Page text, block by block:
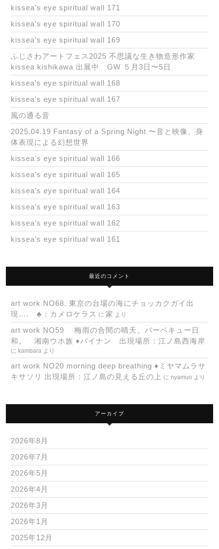
kissea’s eye spiritual wall 171
kissea’s eye spiritual wall 170
kissea’s eye spiritual wall 169
ふじさわアートフェス2025 不思議な生き物造形作家
kissea kishikawa 出展中 GW ５月3日〜5日
kissea’s eye spiritual wall 168
kissea’s eye spiritual wall 167
風の通る音
2025.04.19 Fantasy of a Spring Night 〜音と映像、身
体表現による幻想世界
kissea’s eye spiritual wall 166
kissea’s eye spiritual wall 165
kissea’s eye spiritual wall 164
kissea’s eye spiritual wall 163
kissea’s eye spiritual wall 162
kissea’s eye spiritual wall 161
最近のコメント
art work NO68. 東京の台場の海にチョッカクガイ出
現…. ♣：カメロケラス に 家 より
art work NO59 梅雨の合間の晴天、バーベキュー日
和。 湘南ウホ族 ♦パイナン 出現場所：江ノ島西海岸
に kambara より
art work NO20 morning deep breathing ♦ミヤマムラサ
キサソリ 出現場所：江ノ島の見える丘の上 に nyamuo より
アーカイブ
2026年8月
2026年7月
2026年5月
2026年4月
2026年3月
2026年1月
2025年12月